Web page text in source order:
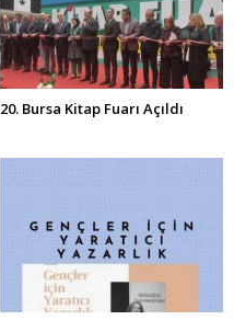
20. Bursa Kitap Fuarı Açıldı